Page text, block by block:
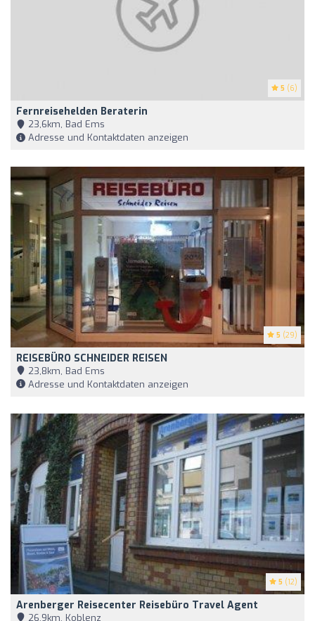
5 (6)
Fernreisehelden Beraterin
23,6km, Bad Ems
Adresse und Kontaktdaten anzeigen
5 (29)
REISEBÜRO SCHNEIDER REISEN
23,8km, Bad Ems
Adresse und Kontaktdaten anzeigen
5 (12)
Arenberger Reisecenter Reisebüro Travel Agent
26,9km, Koblenz